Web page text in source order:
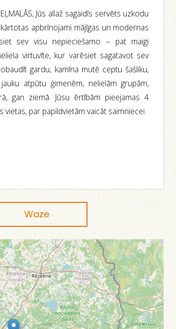
Jūs allaž sagaidīs servēts uzkodu
apbrīnojami mājīgas un modernas
sev visu nepieciešamo – pat maigi
virtuvīte, kur varēsiet sagatavot sev
gardu, kamīna mutē ceptu šašliku,
atpūtu ģimenēm, nelielām grupām,
gan ziemā. Jūsu ērtībām pieejamas 4
vietas, par papildvietām vaicāt saimniecei.
Waze